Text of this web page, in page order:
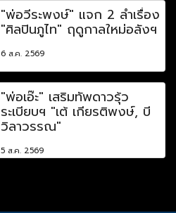
"พ่อวีระพงษ์" แจก 2 ลำเรื่อง
"ศิลปินภูไท" ฤดูกาลใหม่อลังฯ
6 ส.ค. 2569
"พ่อเอ๊ะ" เสริมทัพดาวรุ้ว
ระเบียบฯ "เต้ เกียรติพงษ์, บี
วิลาวรรณ"
5 ส.ค. 2569